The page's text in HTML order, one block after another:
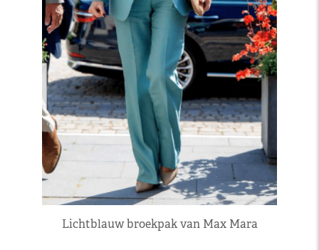
Lichtblauw broekpak van Max Mara